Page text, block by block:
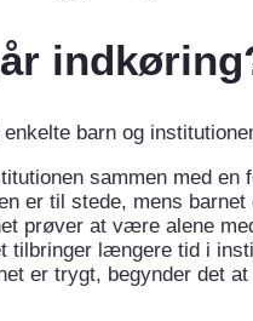
barn og
sammen med
er til stede, mens
prøver at være alene
tilbringer længere tid i
er trygt, begynder det